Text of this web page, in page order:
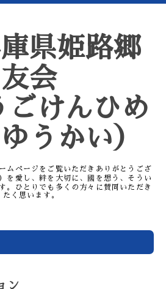
県姫路郷
友会
ごけんひめ
うかい）
ムページをご覧いただきありがとうござ
を愛し、絆を大切に、國を想う、そうい
。ひとりでも多くの方々に賛同いただき
たく思います。
ン